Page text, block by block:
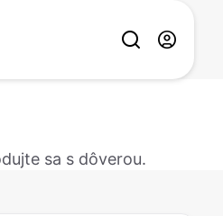
sa s dôverou.